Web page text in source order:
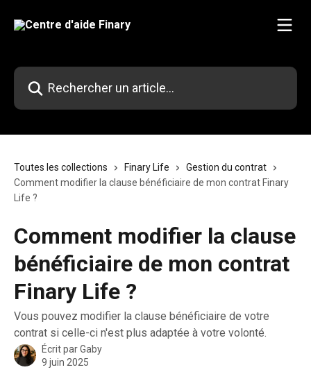
Rechercher un article...
Toutes les collections Finary Life
Gestion du contrat
Comment modifier la clause bénéficiaire de mon contrat Finary
Life ?
Comment modifier la clause
bénéficiaire de mon contrat
Finary Life ?
Vous pouvez modifier la clause bénéficiaire de votre
contrat si celle-ci n'est plus adaptée à votre volonté.
Écrit parGaby
9 juin 2025